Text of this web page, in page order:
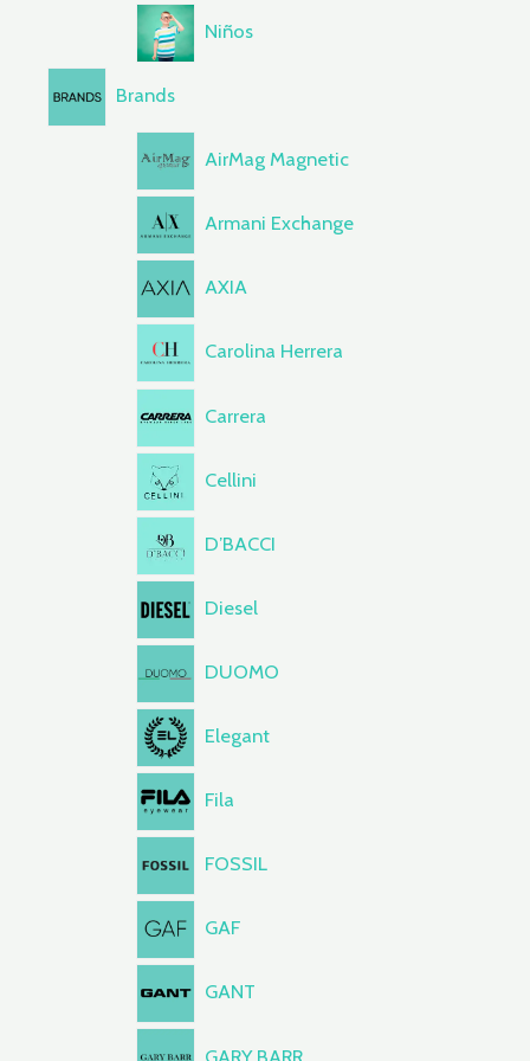
Niños
Brands
AirMag Magnetic
Armani Exchange
AXIA
Carolina Herrera
Carrera
Cellini
D’BACCI
Diesel
DUOMO
Elegant
Fila
FOSSIL
GAF
GANT
GARY BARR